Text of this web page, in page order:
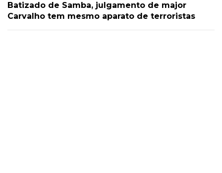
Batizado de Samba, julgamento de major
Carvalho tem mesmo aparato de terroristas